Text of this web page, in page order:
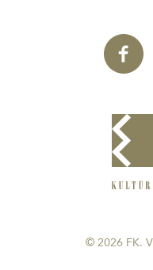
© 2026 FK.